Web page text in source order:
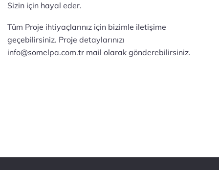
Sizin için hayal eder.
Tüm Proje ihtiyaçlarınız için bizimle iletişime
geçebilirsiniz. Proje detaylarınızı
info@somelpa.com.tr mail olarak gönderebilirsiniz.